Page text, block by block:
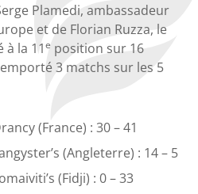
Plamedi, ambassadeur
et de Florian Ruzza, le
à la 11e position sur 16
3 matchs sur les 5
(France) : 30 – 41
(Angleterre) : 14 – 5
(Fidji) : 0 – 33